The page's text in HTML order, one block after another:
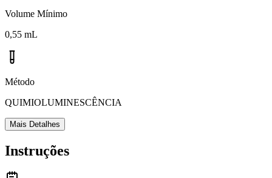
Volume Mínimo
0,55 mL
Método
QUIMIOLUMINESCÊNCIA
Mais Detalhes
Instruções